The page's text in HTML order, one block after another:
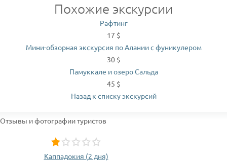
Похожие экскурсии
Рафтинг
17 $
Мини-обзорная экскурсия по Алании с фуникулером
30 $
Памуккале и озеро Сальда
45 $
Назад к списку экскурсий
Отзывы и фотографии туристов
Каппадокия (2 дня)